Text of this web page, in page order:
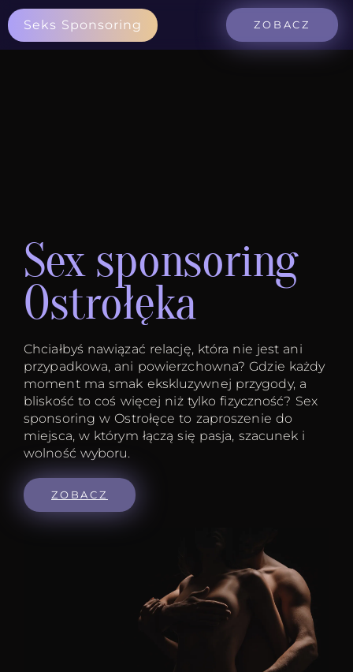
Seks Sponsoring ZOBACZ
Sex sponsoring
Ostrołęka
Chciałbyś nawiązać relację, która nie jest ani
przypadkowa, ani powierzchowna? Gdzie każdy
moment ma smak ekskluzywnej przygody, a
bliskość to coś więcej niż tylko fizyczność? Sex
sponsoring w Ostrołęce to zaproszenie do
miejsca, w którym łączą się pasja, szacunek i
wolność wyboru.
ZOBACZ